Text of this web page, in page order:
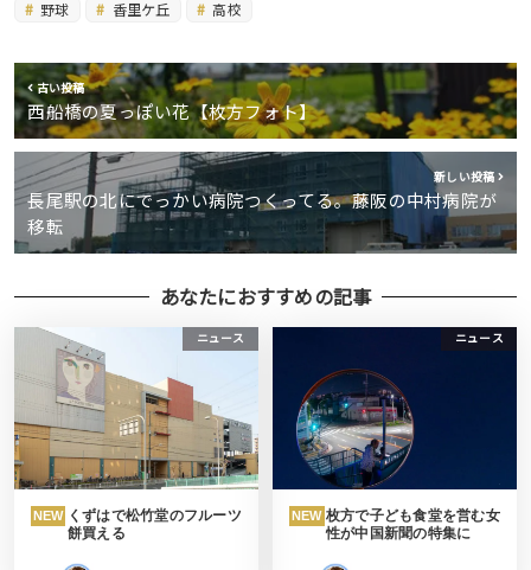
野球 香里ケ丘 高校
古い投稿
西船橋の夏っぽい花【枚方フォト】
新しい投稿
長尾駅の北にでっかい病院つくってる。藤阪の中村病院が
移転
あなたにおすすめの記事
ニュース
NEW くずはで松竹堂のフルーツ
餅買える
ニュース
NEW 枚方で子ども食堂を営む女
性が中国新聞の特集に